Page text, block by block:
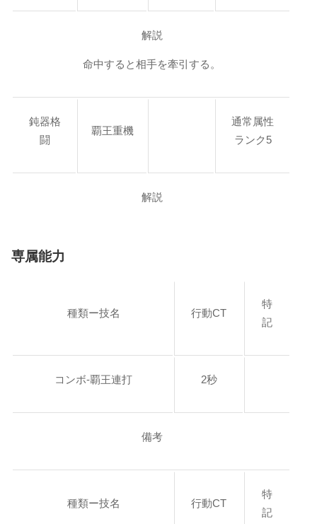
解説
命中すると相手を牽引する。
鈍器格
闘
覇王重機
通常属性
ランク5
解説
専属能力
種類ー技名 行動CT
特
記
コンボ-覇王連打 2秒
備考
種類ー技名 行動CT
特
記